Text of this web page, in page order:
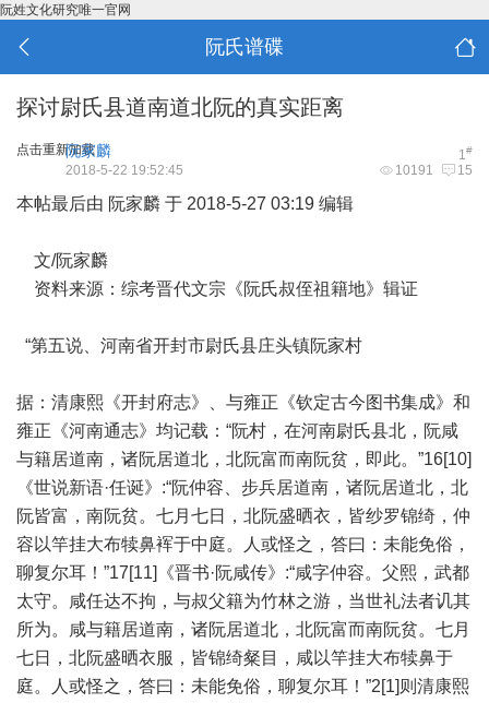
阮姓文化研究唯一官网
阮氏谱碟
探讨尉氏县道南道北阮的真实距离
点击重新加载 1#
阮家麟
10191 15
2018-5-22 19:52:45
本帖最后由 阮家麟 于 2018-5-27 03:19 编辑
文/阮家麟
资料来源：综考晋代文宗《阮氏叔侄祖籍地》辑证
“第五说、河南省开封市尉氏县庄头镇阮家村
据：清康熙《开封府志》、与雍正《钦定古今图书集成》和
雍正《河南通志》均记载：“阮村，在河南尉氏县北，阮咸
与籍居道南，诸阮居道北，北阮富而南阮贫，即此。”16[10]
《世说新语·任诞》:“阮仲容、步兵居道南，诸阮居道北，北
阮皆富，南阮贫。七月七日，北阮盛晒衣，皆纱罗锦绮，仲
容以竿挂大布犊鼻裈于中庭。人或怪之，答曰：未能免俗，
聊复尔耳！”17[11]《晋书·阮咸传》:“咸字仲容。父熙，武都
太守。咸任达不拘，与叔父籍为竹林之游，当世礼法者讥其
所为。咸与籍居道南，诸阮居道北，北阮富而南阮贫。七月
七日，北阮盛晒衣服，皆锦绮粲目，咸以竿挂大布犊鼻于
庭。人或怪之，答曰：未能免俗，聊复尔耳！”2[1]则清康熙